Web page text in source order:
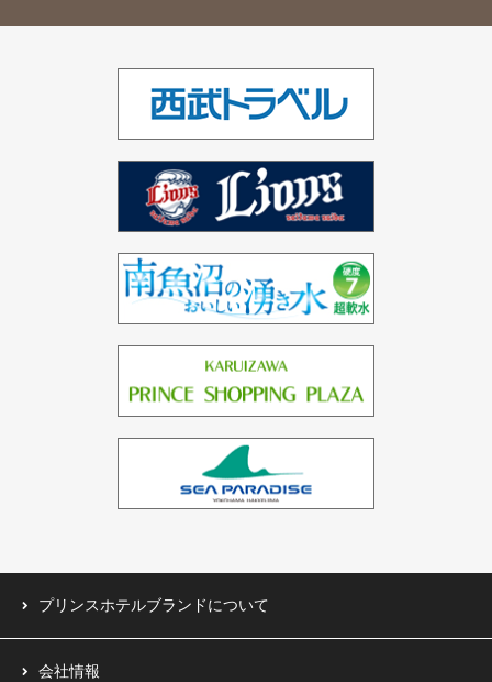
ベトナム（1ホテル）
インド（2ホテル）
ドバイ（3ホテル）
バーレーン（1ホテル）
プリンスホテルブランドについて
会社情報